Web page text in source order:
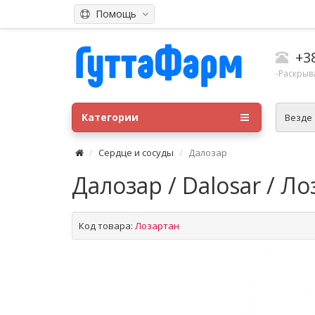
Помощь
-
Везде
Категории
Сердце и сосуды Далозар
Далозар / Dalosar /
Код товара: Лозартан